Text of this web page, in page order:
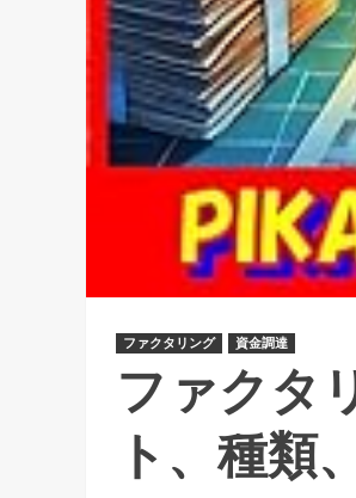
ファクタリング 資金調達
ファクタ
ト、種類